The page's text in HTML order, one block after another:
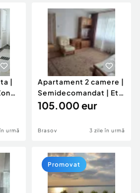
profesionale
|
urmă
Apartament 2 camere |
Semidecomandat | Etaj
1/4 | Centrul Civic
105.000 eur
Brasov 3 zile în urmă
Promovat